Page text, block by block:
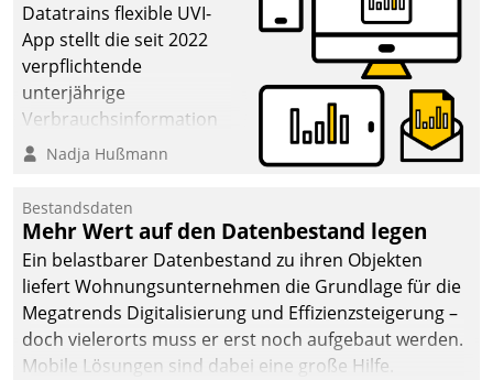
Datatrains flexible UVI-
App stellt die seit 2022
verpflichtende
unterjährige
Verbrauchsinformation
schnell, zuverlässig und
Die monatlichen
Mitteilungen zum
Heizungs- und
Wasserverbrauch gehen
automatisiert, vollständig
und auf Wunsch über
mehrere zuvor
Nadja Hußmann
Bestandsdaten
Mehr Wert auf den Datenbestand legen
Ein belastbarer Datenbestand zu ihren Objekten
liefert Wohnungsunternehmen die Grundlage für die
Megatrends Digitalisierung und Effizienzsteigerung –
doch vielerorts muss er erst noch aufgebaut werden.
Mobile Lösungen sind dabei eine große Hilfe.